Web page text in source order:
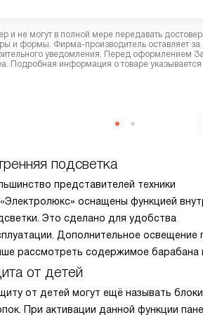
не могут в полной мере передавать
и формы. Фирма-производитель оставляет за
уведомления. Перед оформлением
Подробная информация о товаре указывается
подсветка
представителей техники
оснащены функцией
Это сделано для удобства
Дополнительное освещение
рассмотреть содержимое барабана
камеры, облегчает процесс
от детей
от детей могут ещё называть
При активации данной функции